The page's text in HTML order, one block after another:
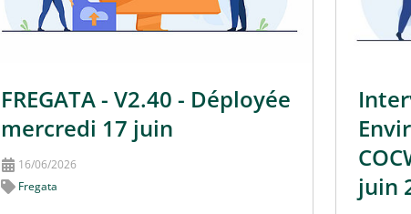
FREGATA - V2.40 - Déployée
mercredi 17 juin
16/06/2026
Fregata
juin